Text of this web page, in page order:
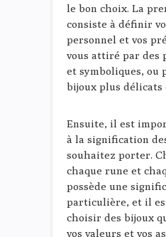
le bon choix. La
consiste à définir
personnel et vos
vous attiré par des
et symboliques, ou
bijoux plus délicats
Ensuite, il est
à la signification
souhaitez porter.
chaque rune et
possède une
particulière, et il
choisir des bijoux
vos valeurs et vos